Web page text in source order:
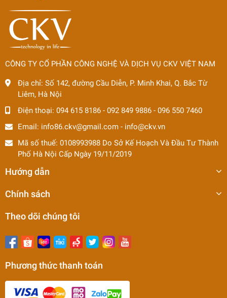
CÔNG TY CỔ PHẦN CÔNG NGHỆ VÀ DỊCH VỤ CKV VIỆT NAM
Địa chỉ: Số 142, đường Cầu Diễn, P. Minh Khai, Q. Bắc Từ
Liêm, Hà Nội
Điện thoại: 094 615 8186 - 092 849 9886 - 096 550 7460
Email: info86.ckv@gmail.com - info@ckv.vn
Mã số thuế: 0108993988 Do Sở Kế Hoạch Và Đầu Tư Thành
Phố Hà Nội Cấp Ngày 19/11/2019
Hướng dẫn
Chính sách
Theo dõi chúng tôi
Phương thức thanh toán